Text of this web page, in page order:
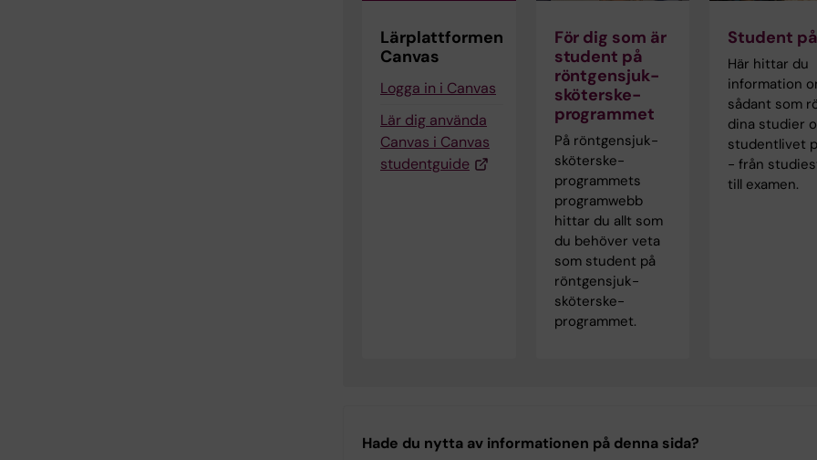
Lärplattformen
Canvas
Logga in i Canvas
Lär dig använda
Canvas i Canvas
studentguide
För dig som är
student på
röntgensjuk­
sköterske­
programmet
På röntgensjuk­
sköterske­
programmets
programwebb
hittar du allt som
du behöver veta
som student på
röntgensjuk­
sköterske­
programmet.
Student
Här hittar du
information
sådant som
dina studier
studentlivet
- från
till examen.
Hade du nytta av informationen på denna sida?